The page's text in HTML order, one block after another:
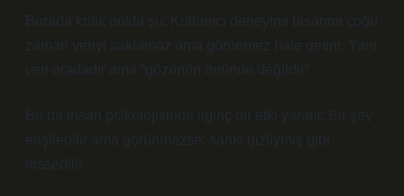
Burada kritik nokta şu: Kullanıcı deneyimi tasarımı çoğu
zaman veriyi saklamaz ama görünmez hale getirir. Yani
veri oradadır ama “gözünün önünde değildir”.
Bu da insan psikolojisinde ilginç bir etki yaratır: Bir şey
erişilebilir ama görünmezse, sanki gizliymiş gibi
hissedilir.